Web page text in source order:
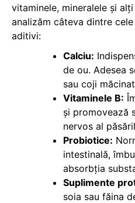
vitaminele, mineralele și
analizăm câteva dintre
aditivi:
Calciu:
de ou. Adesea
sau coji
Vitaminele B:
și promovează
nervos al
Probiotice:
intestinală,
absorbția
Suplimente
soia sau făina